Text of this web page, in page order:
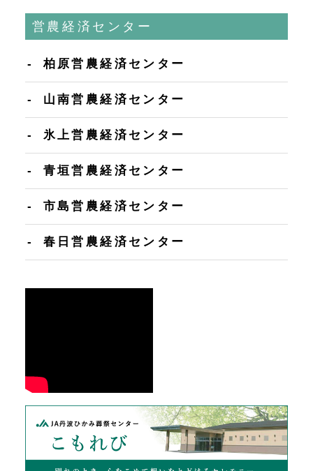
営農経済センター
柏原営農経済センター
山南営農経済センター
氷上営農経済センター
青垣営農経済センター
市島営農経済センター
春日営農経済センター